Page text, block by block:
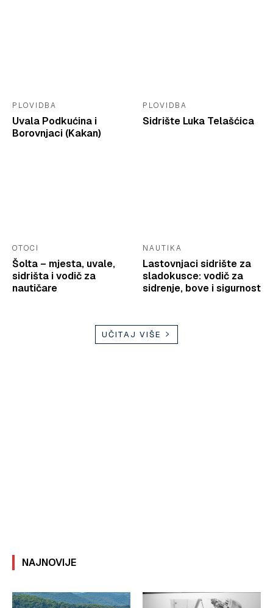
PLOVIDBA
Uvala Podkućina i
Borovnjaci (Kakan)
PLOVIDBA
Sidrište Luka Telašćica
OTOCI
Šolta – mjesta, uvale,
sidrišta i vodič za
nautičare
NAUTIKA
Lastovnjaci sidrište za
sladokusce: vodič za
sidrenje, bove i sigurnost
UČITAJ VIŠE
NAJNOVIJE